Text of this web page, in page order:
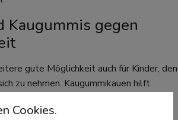
Kaugummis gegen
gute Möglichkeit auch für Kinder, den
zu nehmen. Kaugummikauen hilft
aber auch tatsächliche Wirkstoffe
in Kaugummi-Form verabreicht
Cookies.